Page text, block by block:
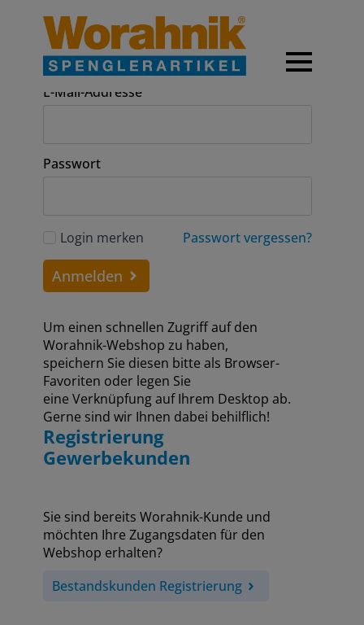
Anmeldung
E-Mail-Addresse
Passwort
Login merken Passwort vergessen?
Anmelden
Um einen schnellen Zugriff auf den
Worahnik-Webshop zu haben,
speichern Sie diesen bitte als Browser-
Favoriten oder legen Sie
eine Verknüpfung auf Ihrem Desktop ab.
Gerne sind wir Ihnen dabei behilflich!
Registrierung
Gewerbekunden
Sie sind bereits Worahnik-Kunde und
möchten Ihre Zugangsdaten für den
Webshop erhalten?
Bestandskunden Registrierung